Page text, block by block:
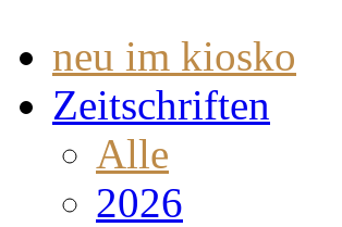
neu im kiosko
Zeitschriften
Alle
2026